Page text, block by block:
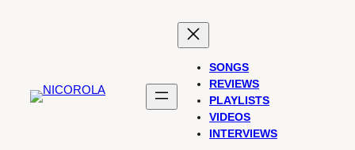
SONGS
REVIEWS
PLAYLISTS
VIDEOS
INTERVIEWS